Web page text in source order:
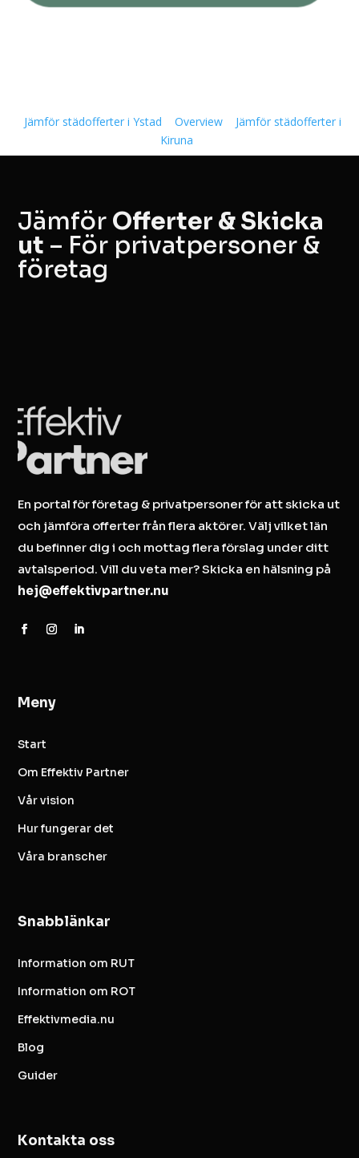
Jämför städofferter i Ystad Overview
Jämför städofferter i
Kiruna
Jämför Offerter & Skicka
ut – För privatpersoner &
företag
En portal för företag & privatpersoner för att skicka ut
och jämföra offerter från flera aktörer. Välj vilket län
du befinner dig i och mottag flera förslag under ditt
avtalsperiod. Vill du veta mer? Skicka en hälsning på
hej@effektivpartner.nu
Meny
Start
Om Effektiv Partner
Vår vision
Hur fungerar det
Våra branscher
Snabblänkar
Information om RUT
Information om ROT
Effektivmedia.nu
Blog
Guider
Kontakta oss